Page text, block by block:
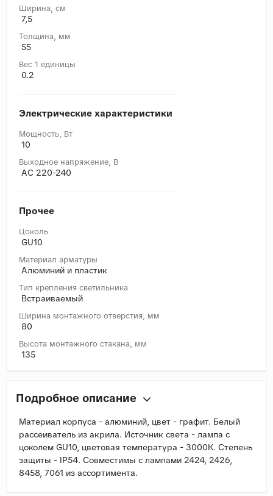
Ширина, cм
7,5
Толщина, мм
55
Вес 1 единицы
0.2
Электрические характеристики
Мощность, Вт
10
Выходное напряжение, В
AC 220-240
Прочее
Цоколь
GU10
Материал арматуры
Алюминий и пластик
Тип крепления светильника
Встраиваемый
Ширина монтажного отверстия, мм
80
Высота монтажного стакана, мм
135
Подробное описание
Материал корпуса - алюминий, цвет - графит. Белый
рассеиватель из акрила. Источник света - лампа с
цоколем GU10, цветовая температура - 3000К. Степень
защиты - IP54. Совместимы с лампами 2424, 2426,
8458, 7061 из ассортимента.